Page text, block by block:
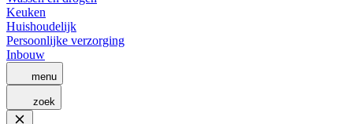
Keuken
Huishoudelijk
Persoonlijke verzorging
Inbouw
menu
zoek